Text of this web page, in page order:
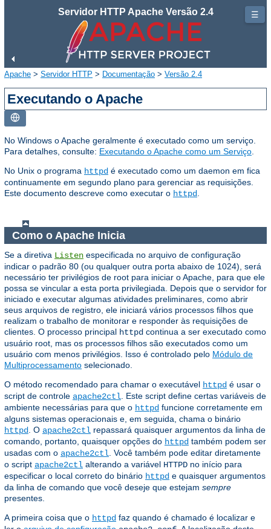
Servidor HTTP Apache Versão 2.4
Apache > Servidor HTTP > Documentação > Versão 2.4
Executando o Apache
No Windows o Apache geralmente é executado como um serviço.
Para detalhes, consulte: Executando o Apache como um Serviço
No Unix o programa httpd é executado como um daemon em fica
continuamente em segundo plano para gerenciar as requisições.
Este documento descreve como executar o httpd
Como o Apache Inicia
Se a diretiva Listen especificada no arquivo de configuração
indicar o padrão 80 (ou qualquer outra porta abaixo de 1024), será
necessário ter privilégios de root para iniciar o Apache, para que ele
possa se vincular a esta porta privilegiada. Depois que o servidor for
iniciado e executar algumas atividades preliminares, como abrir
seus arquivos de registro, ele iniciará vários processos filhos que
realizam o trabalho de monitorar e responder às requisições de
clientes. O processo principal httpd continua a ser executado como
usuário root, mas os processos filhos são executados como um
usuário com menos privilégios. Isso é controlado pelo Módulo de
Multiprocessamento selecionado.
O método recomendado para chamar o executável httpd é usar o
script de controle apache2ctl . Este script define certas variáveis ​​de
ambiente necessárias para que o httpd funcione corretamente em
alguns sistemas operacionais e, em seguida, chama o binário
httpd
. O apache2ctl repassará quaisquer argumentos da linha de
comando, portanto, quaisquer opções do httpd também podem ser
usadas com o apache2ctl . Você também pode editar diretamente
o script apache2ctl alterando a variável HTTPD no início para
especificar o local correto do binário httpd e quaisquer argumentos
da linha de comando que você deseje que estejam sempre
presentes.
A primeira coisa que o httpd faz quando é chamado é localizar e
☰